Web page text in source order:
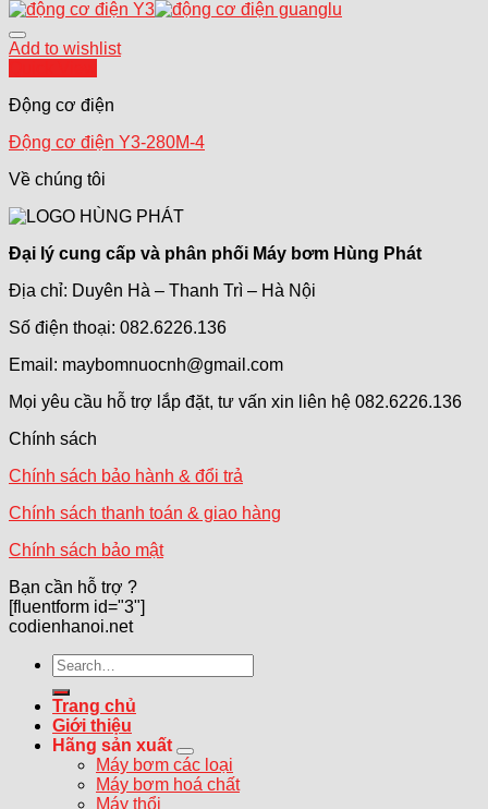
Add to wishlist
Động cơ điện
Động cơ điện Y3-280M-4
Về chúng tôi
Đại lý cung cấp và phân phối Máy bơm Hùng Phát
Địa chỉ: Duyên Hà – Thanh Trì – Hà Nội
Số điện thoại: 082.6226.136
Email: maybomnuocnh@gmail.com
Mọi yêu cầu hỗ trợ lắp đặt, tư vấn xin liên hệ 082.6226.136
Chính sách
Chính sách bảo hành & đổi trả
Chính sách thanh toán & giao hàng
Chính sách bảo mật
Bạn cần hỗ trợ ?
[fluentform id="3"]
codienhanoi.net
Search
for:
Trang chủ
Giới thiệu
Hãng sản xuất
Máy bơm các loại
Máy bơm hoá chất
Máy thổi